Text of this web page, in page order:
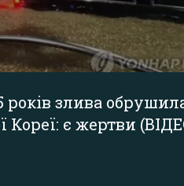
років злива
Кореї: є жертви